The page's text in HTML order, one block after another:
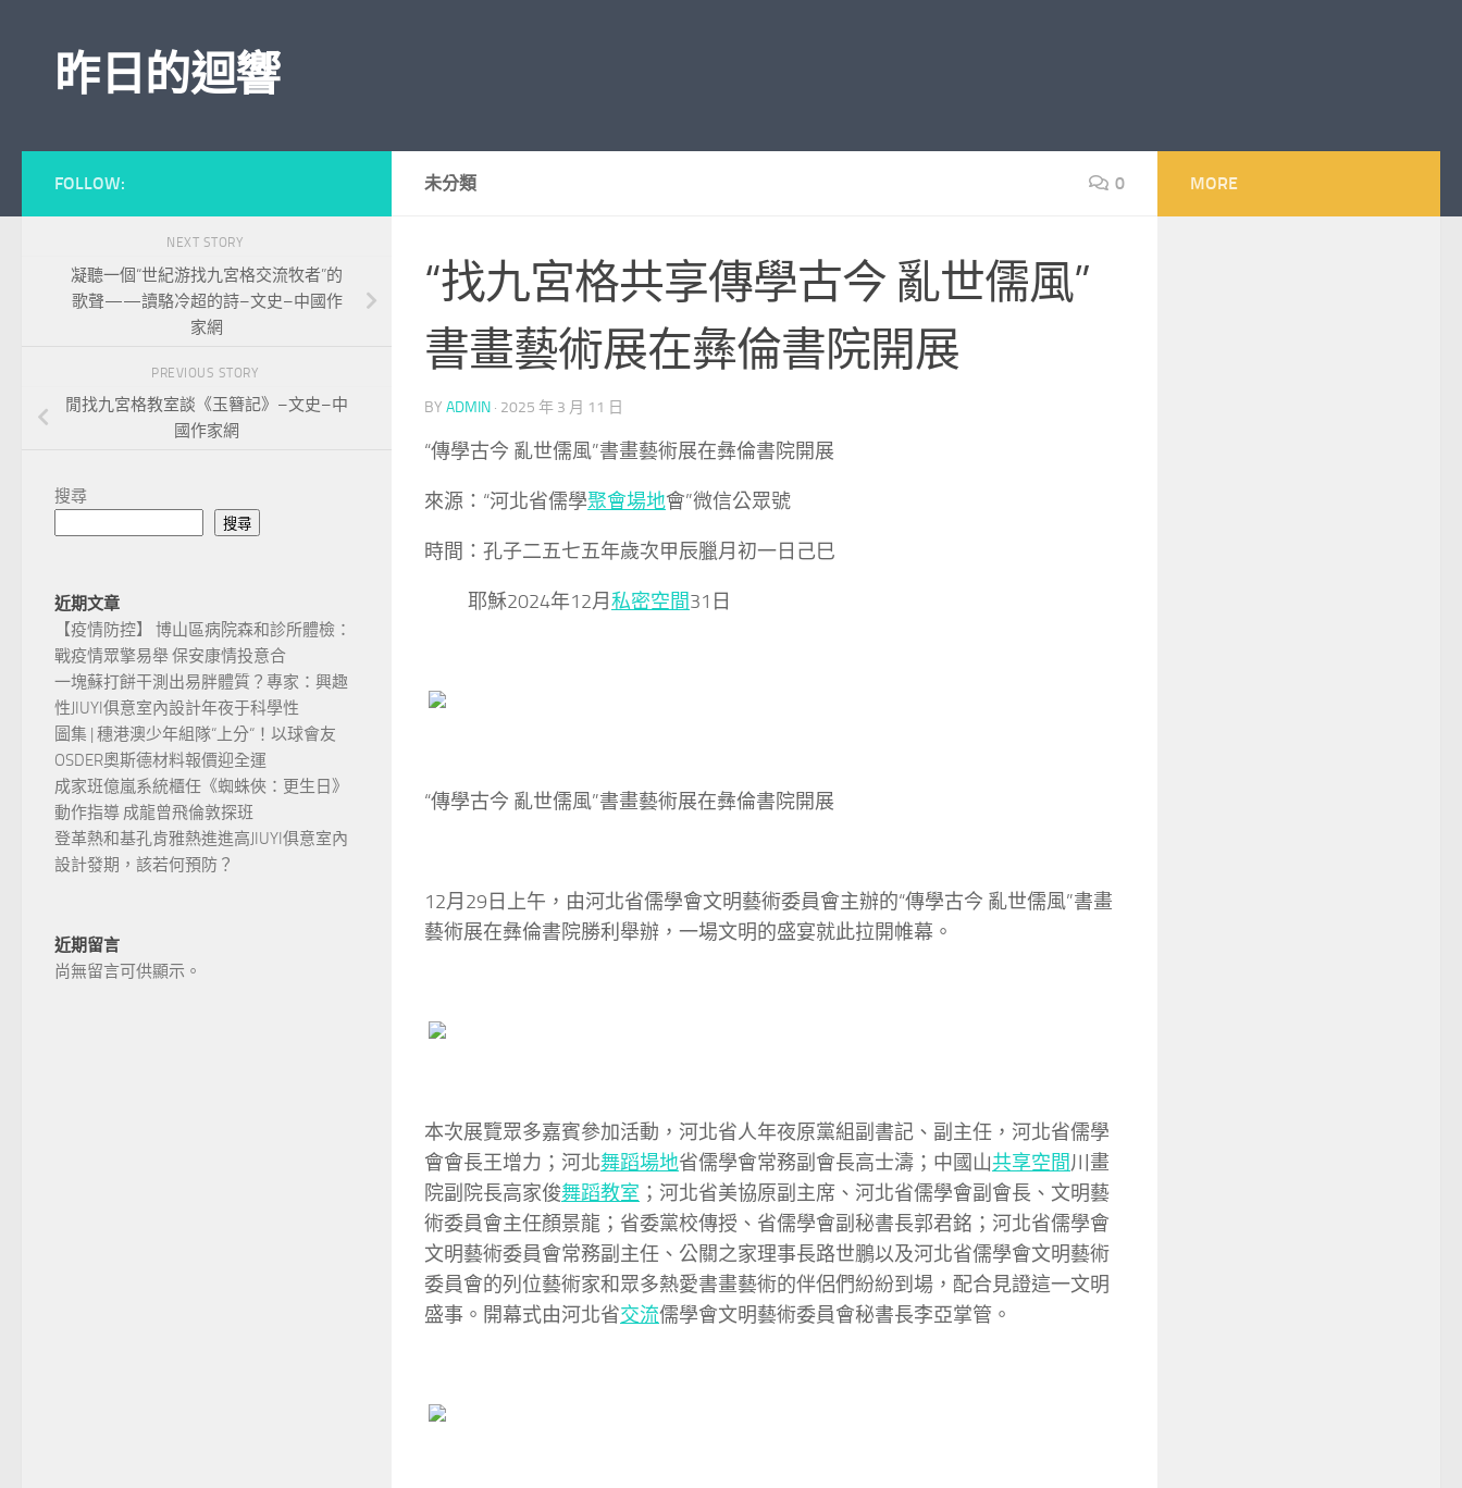
昨日的迴響
未分類 0
“找九宮格共享傳學古今 亂世儒風”
書畫藝術展在彝倫書院開展
BY ADMIN · 2025 年 3 月 11 日
“傳學古今 亂世儒風”書畫藝術展在彝倫書院開展
來源：“河北省儒學聚會場地會”微信公眾號
時間：孔子二五七五年歲次甲辰臘月初一日己巳
耶穌2024年12月私密空間31日
“傳學古今 亂世儒風”書畫藝術展在彝倫書院開展
12月29日上午，由河北省儒學會文明藝術委員會主辦的“傳學古今 亂世儒風”書畫
藝術展在彝倫書院勝利舉辦，一場文明的盛宴就此拉開帷幕。
本次展覽眾多嘉賓參加活動，河北省人年夜原黨組副書記、副主任，河北省儒學
會會長王增力；河北舞蹈場地省儒學會常務副會長高士濤；中國山共享空間川畫
院副院長高家俊舞蹈教室 ；河北省美協原副主席、河北省儒學會副會長、文明藝
術委員會主任顏景龍；省委黨校傳授、省儒學會副秘書長郭君銘；河北省儒學會
文明藝術委員會常務副主任、公關之家理事長路世鵬以及河北省儒學會文明藝術
委員會的列位藝術家和眾多熱愛書畫藝術的伴侶們紛紛到場，配合見證這一文明
盛事。開幕式由河北省交流儒學會文明藝術委員會秘書長李亞掌管。
FOLLOW:
NEXT STORY
凝聽一個“世紀游找九宮格交流牧者”的
歌聲——讀駱冷超的詩–文史–中國作
家網
PREVIOUS STORY
閒找九宮格教室談《玉簪記》–文史–中
國作家網
搜尋
搜尋
近期文章
【疫情防控】 博山區病院森和診所體檢：
戰疫情眾擎易舉 保安康情投意合
一塊蘇打餅干測出易胖體質？專家：興趣
性JIUYI俱意室內設計年夜于科學性
圖集 | 穗港澳少年組隊“上分“！以球會友
OSDER奧斯德材料報價迎全運
成家班億嵐系統櫃任《蜘蛛俠：更生日》
動作指導 成龍曾飛倫敦探班
登革熱和基孔肯雅熱進進高JIUYI俱意室內
設計發期，該若何預防？
近期留言
尚無留言可供顯示。
MORE